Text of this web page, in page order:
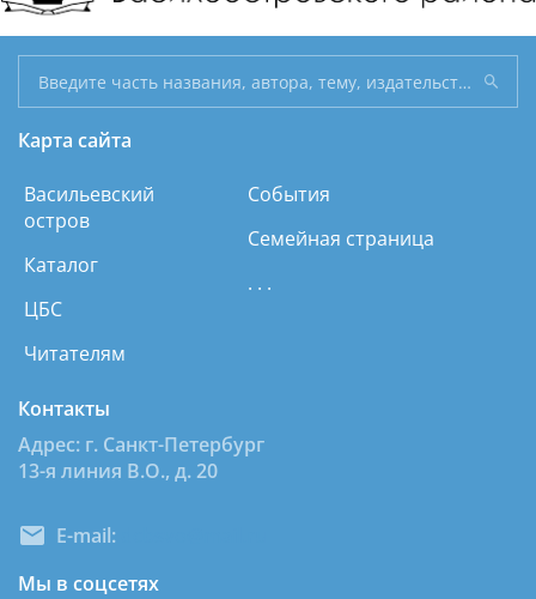
Карта сайта
Васильевский
остров
Каталог
ЦБС
Читателям
События
Семейная страница
. . .
Контакты
Адрес: г. Санкт-Петербург
13-я линия В.О., д. 20
E-mail:
Мы в соцсетях